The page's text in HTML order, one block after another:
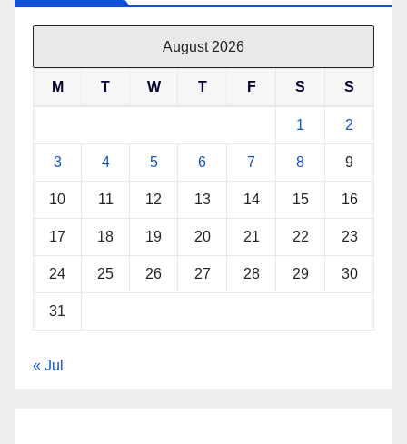
August 2026
M T W T F S S
1 2
3 4 5 6 7 8 9
10 11 12 13 14 15 16
17 18 19 20 21 22 23
24 25 26 27 28 29 30
31
« Jul